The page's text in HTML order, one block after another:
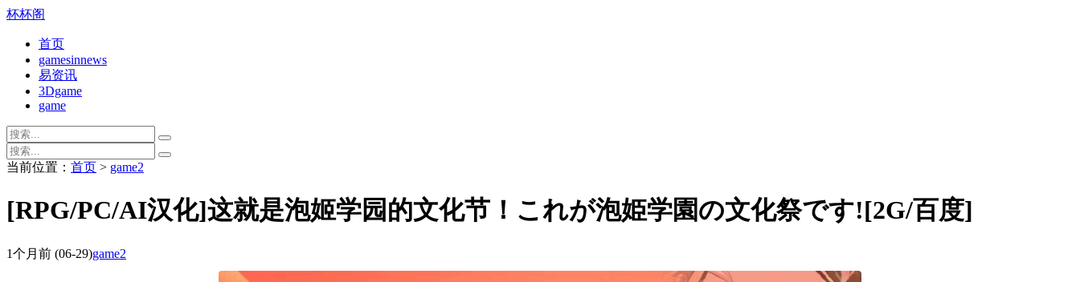
杯杯阁
首页
gamesinnews
易资讯
3Dgame
game
当前位置： 首页 > game2
[RPG/PC/AI汉化]这就是泡姬学园的文化节！これが泡姫学園の文化祭です![2G/百度]
1个月前 (06-29)game2